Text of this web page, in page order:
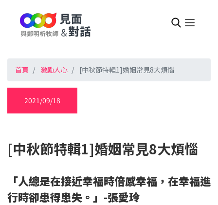
首頁 激勵人心 [中秋節特輯1]婚姻常見8大煩惱
2021/09/18
[中秋節特輯1]婚姻常見8大煩惱
「人總是在接近幸福時倍感幸福，在幸福進
行時卻患得患失。」-張愛玲